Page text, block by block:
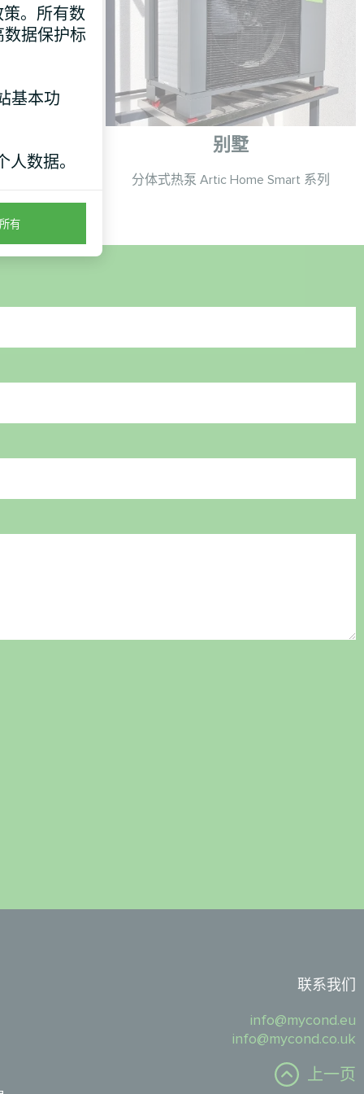
别墅
分体式热泵 Artic Home Smart 系列
联系我们
info@mycond.eu
info@mycond.co.uk
上一页
。所有数
据保护标
基本功
人数据。
有